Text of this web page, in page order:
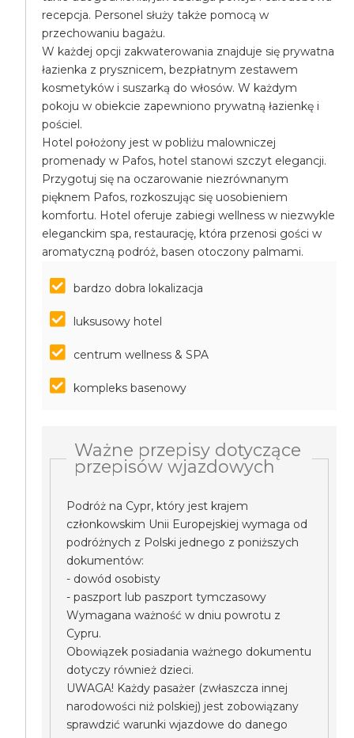
recepcja. Personel służy także pomocą w
przechowaniu bagażu.
W każdej opcji zakwaterowania znajduje się prywatna
łazienka z prysznicem, bezpłatnym zestawem
kosmetyków i suszarką do włosów. W każdym
pokoju w obiekcie zapewniono prywatną łazienkę i
pościel.
Hotel położony jest w pobliżu malowniczej
promenady w Pafos, hotel stanowi szczyt elegancji.
Przygotuj się na oczarowanie niezrównanym
pięknem Pafos, rozkoszując się uosobieniem
komfortu. Hotel oferuje zabiegi wellness w niezwykle
eleganckim spa, restaurację, która przenosi gości w
aromatyczną podróż, basen otoczony palmami.
bardzo dobra lokalizacja
luksusowy hotel
centrum wellness & SPA
kompleks basenowy
Ważne przepisy dotyczące
przepisów wjazdowych
Podróż na Cypr, który jest krajem
członkowskim Unii Europejskiej wymaga od
podróżnych z Polski jednego z poniższych
dokumentów:
- dowód osobisty
- paszport lub paszport tymczasowy
Wymagana ważność w dniu powrotu z
Cypru.
Obowiązek posiadania ważnego dokumentu
dotyczy również dzieci.
UWAGA! Każdy pasażer (zwłaszcza innej
narodowości niż polskiej) jest zobowiązany
sprawdzić warunki wjazdowe do danego